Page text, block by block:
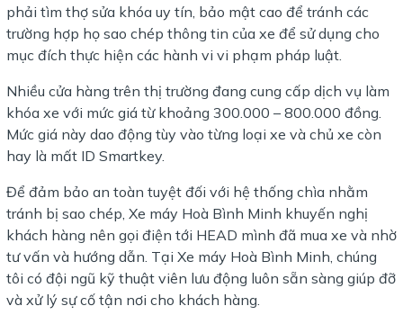
phải tìm thợ sửa khóa uy tín, bảo mật cao để tránh các
trường hợp họ sao chép thông tin của xe để sử dụng cho
mục đích thực hiện các hành vi vi phạm pháp luật.
Nhiều cửa hàng trên thị trường đang cung cấp dịch vụ làm
khóa xe với mức giá từ khoảng 300.000 – 800.000 đồng.
Mức giá này dao động tùy vào từng loại xe và chủ xe còn
hay là mất ID Smartkey.
Để đảm bảo an toàn tuyệt đối với hệ thống chìa nhằm
tránh bị sao chép, Xe máy Hoà Bình Minh khuyến nghị
khách hàng nên gọi điện tới HEAD mình đã mua xe và nhờ
tư vấn và hướng dẫn. Tại Xe máy Hoà Bình Minh, chúng
tôi có đội ngũ kỹ thuật viên lưu động luôn sẵn sàng giúp đỡ
và xử lý sự cố tận nơi cho khách hàng.